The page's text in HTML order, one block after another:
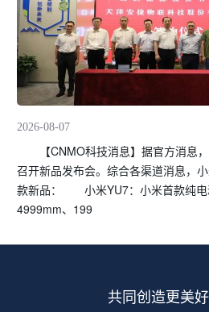
2026-08-07
【CNMO科技消息】据官方消息，
召开新品发布会。综合各渠道消息，
款新品： 小米YU7：小米首款纯电
4999mm、199
共同创造更美